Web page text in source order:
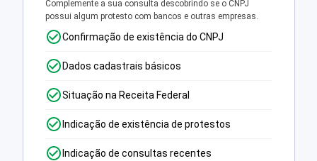
Complemente a sua consulta descobrindo se o CNPJ
possui algum protesto com bancos e outras empresas.
Confirmação de existência do CNPJ
Dados cadastrais básicos
Situação na Receita Federal
Indicação de existência de protestos
Indicação de consultas recentes